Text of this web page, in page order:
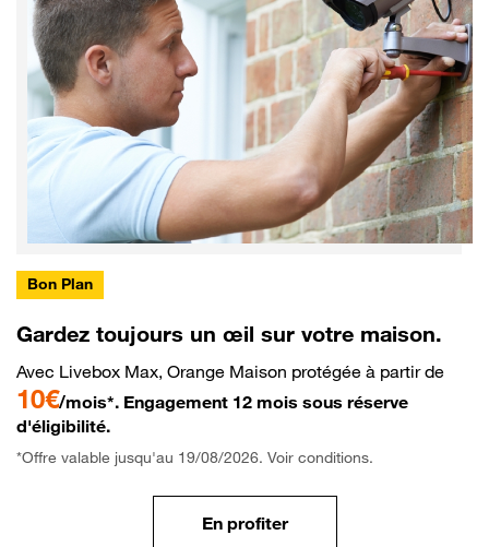
Bon Plan
Gardez toujours un œil sur votre maison.
Avec Livebox Max, Orange Maison protégée à partir de
10€/mois*. Engagement 12 mois sous réserve
d'éligibilité.
*Offre valable jusqu'au 19/08/2026. Voir conditions.
En profiter